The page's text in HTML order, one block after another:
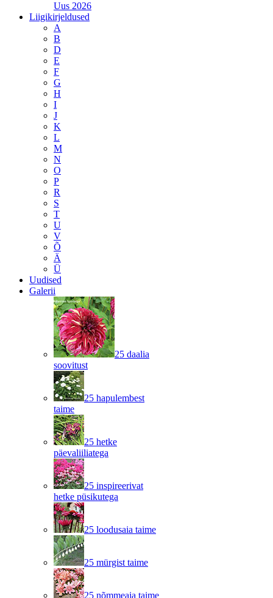
Uus 2026
Liigikirjeldused
A
B
D
E
F
G
H
I
J
K
L
M
N
O
P
R
S
T
U
V
Õ
Ä
Ü
Uudised
Galerii
25 daalia
soovitust
25 hapulembest
taime
25 hetke
päevaliiliatega
25 inspireerivat
hetke püsikutega
25 loodusaia taime
25 mürgist taime
25 nõmmeaia taime